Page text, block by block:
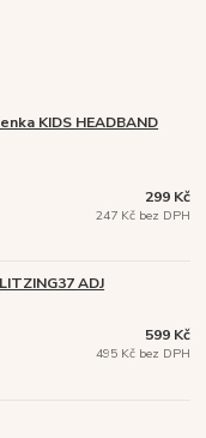
KIDS HEADBAND
299 Kč
247 Kč bez DPH
ADJ
599 Kč
495 Kč bez DPH